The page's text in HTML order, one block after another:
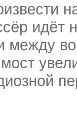
идёт
между